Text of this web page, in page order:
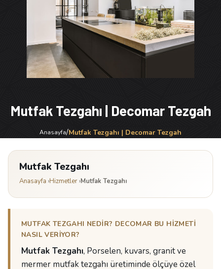
Mutfak Tezgahı | Decomar Tezgah
Anasayfa/Mutfak Tezgahı | Decomar Tezgah
Mutfak Tezgahı
Anasayfa ›Hizmetler›Mutfak Tezgahı
MUTFAK TEZGAHI NEDIR? DECOMAR BU HIZMETI
NASIL VERIYOR?
Mutfak Tezgahı, Porselen, kuvars, granit ve
mermer mutfak tezgahı üretiminde ölçüye özel